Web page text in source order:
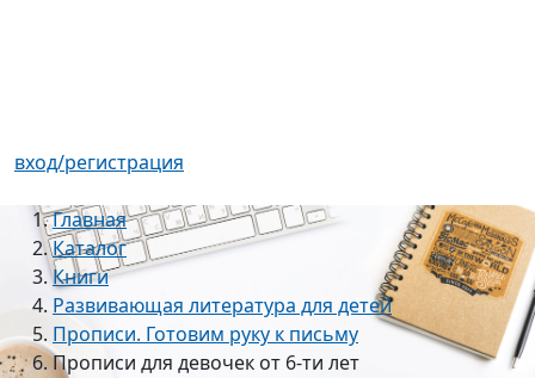
вход/регистрация
Главная
Каталог
Книги
Развивающая литература для детей
Прописи. Готовим руку к письму
Прописи для девочек от 6-ти лет